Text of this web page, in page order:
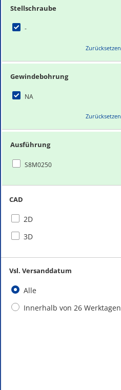
Stellschraube
-
Zurücksetzen
Gewindebohrung
NA
Zurücksetzen
Ausführung
S8M0250
CAD
2D
3D
Vsl. Versanddatum
Alle
Innerhalb von 26 Werktagen